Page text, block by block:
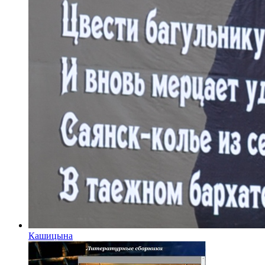
Кашицына